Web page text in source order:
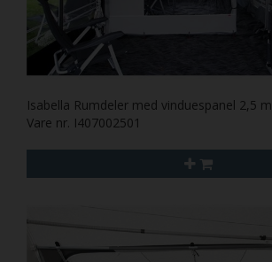
Isabella Rumdeler med vinduespanel 2,5 m
Vare nr. I407002501